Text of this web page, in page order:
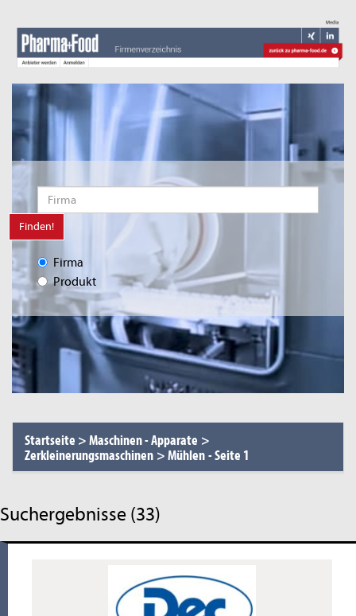
Finden!
Firma
Produkt
Startseite >Maschinen - Apparate >
Zerkleinerungsmaschinen >Mühlen-Seite 1
Suchergebnisse (33)